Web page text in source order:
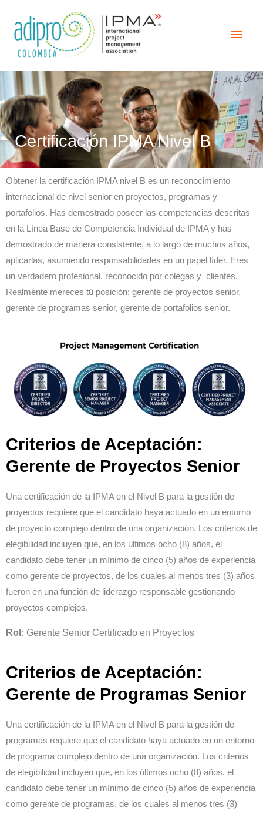
contenido
Certificación IPMA Nivel B
Obtener la certificación IPMA nivel B es un reconocimiento
internacional de nivel senior en proyectos, programas y
portafolios. Has demostrado poseer las competencias descritas
en la Línea Base de Competencia Individual de IPMA y has
demostrado de manera consistente, a lo largo de muchos años,
aplicarlas, asumiendo responsabilidades en un papel líder. Eres
un verdadero profesional, reconocido por colegas y clientes.
Realmente mereces tú posición: gerente de proyectos senior,
gerente de programas senior, gerente de portafolios senior.
Criterios de Aceptación:
Gerente de Proyectos Senior
Una certificación de la IPMA en el Nivel B para la gestión de
proyectos requiere que el candidato haya actuado en un entorno
de proyecto complejo dentro de una organización. Los criterios de
elegibilidad incluyen que, en los últimos ocho (8) años, el
candidato debe tener un mínimo de cinco (5) años de experiencia
como gerente de proyectos, de los cuales al menos tres (3) años
fueron en una función de liderazgo responsable gestionando
proyectos complejos.
Rol: Gerente Senior Certificado en Proyectos
Criterios de Aceptación:
Gerente de Programas Senior
Una certificación de la IPMA en el Nivel B para la gestión de
programas requiere que el candidato haya actuado en un entorno
de programa complejo dentro de una organización. Los criterios
de elegibilidad incluyen que, en los últimos ocho (8) años, el
candidato debe tener un mínimo de cinco (5) años de experiencia
como gerente de programas, de los cuales al menos tres (3)